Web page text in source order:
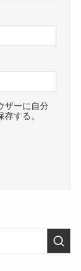
ザーに自分
する。